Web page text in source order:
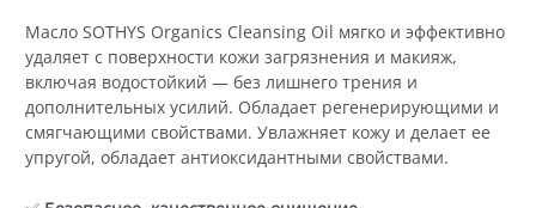
Масло SOTHYS Organics Cleansing Oil мягко и эффективно
удаляет с поверхности кожи загрязнения и макияж,
включая водостойкий — без лишнего трения и
дополнительных усилий. Обладает регенерирующими и
смягчающими свойствами. Увлажняет кожу и делает ее
упругой, обладает антиоксидантными свойствами.